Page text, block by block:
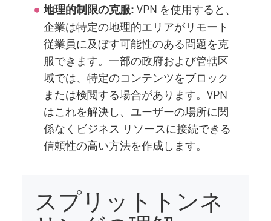
地理的制限の克服:VPN を使用すると、
企業は特定の地理的エリアがリモート
従業員に及ぼす可能性のある問題を克
服できます。一部の政府および管轄区
域では、特定のコンテンツをブロック
または検閲する場合があります。VPN
はこれを解決し、ユーザーの場所に関
係なくビジネス リソースに接続できる
信頼性の高い方法を作成します。
スプリットトンネ